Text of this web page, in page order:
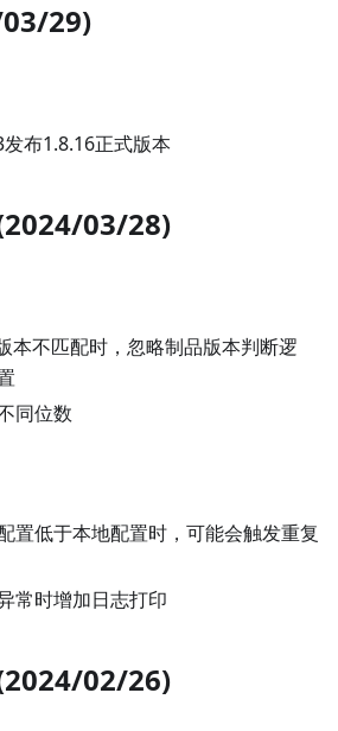
29)
布1.8.16正式版本
03/28)
本不匹配时，忽略制品版本判断逻
同位数
置低于本地配置时，可能会触发重复
常时增加日志打印
02/26)